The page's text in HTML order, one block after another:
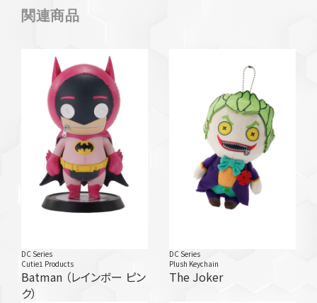
関連商品
DC Series
Cutie1 Products
Batman （レインボー ピン
ク）
DC Series
Plush Keychain
The Joker